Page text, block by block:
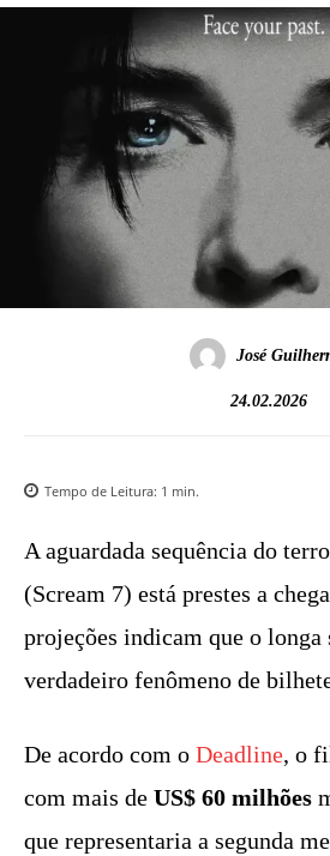
José
24.02.2026
Tempo de Leitura: 1 min.
A aguardada sequência do
(Scream 7) está prestes a
projeções indicam que o longa
verdadeiro fenômeno de
De acordo com o Deadline, o
com mais de US$ 60 milhões
que representaria a segunda